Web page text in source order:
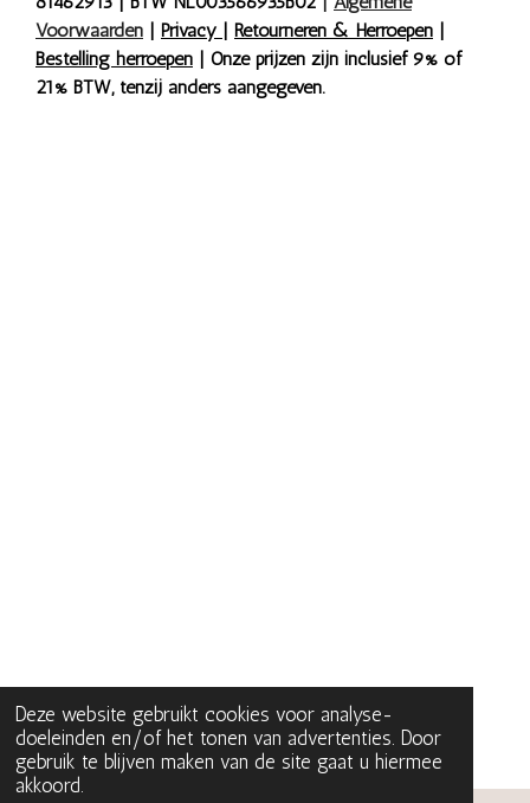
Deze website gebruikt cookies voor analyse-
doeleinden en/of het tonen van advertenties. Door
gebruik te blijven maken van de site gaat u hiermee
akkoord.
Voorwaarden | Privacy | Retourneren & Herroepen |
Bestelling herroepen | Onze prijzen zijn inclusief 9% of
21% BTW, tenzij anders aangegeven.